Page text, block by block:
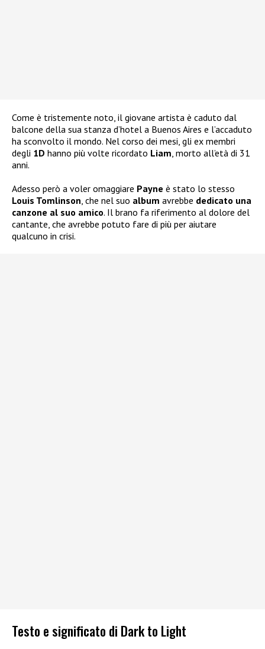
Come è tristemente noto, il giovane artista è caduto dal
balcone della sua stanza d’hotel a Buenos Aires e l’accaduto
ha sconvolto il mondo. Nel corso dei mesi, gli ex membri
degli 1D hanno più volte ricordato Liam, morto all’età di 31
anni.
Adesso però a voler omaggiare Payne è stato lo stesso
Louis Tomlinson, che nel suo album avrebbe dedicato una
canzone al suo amico. Il brano fa riferimento al dolore del
cantante, che avrebbe potuto fare di più per aiutare
qualcuno in crisi.
Testo e significato di Dark to Light